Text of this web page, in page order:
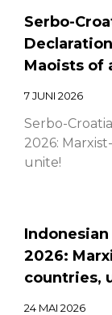
Serbo-
Maoists of
7 JUNI 2026
Serbo-
2026:
unite!
Indonesian
2026:
countries,
24 MAI 2026